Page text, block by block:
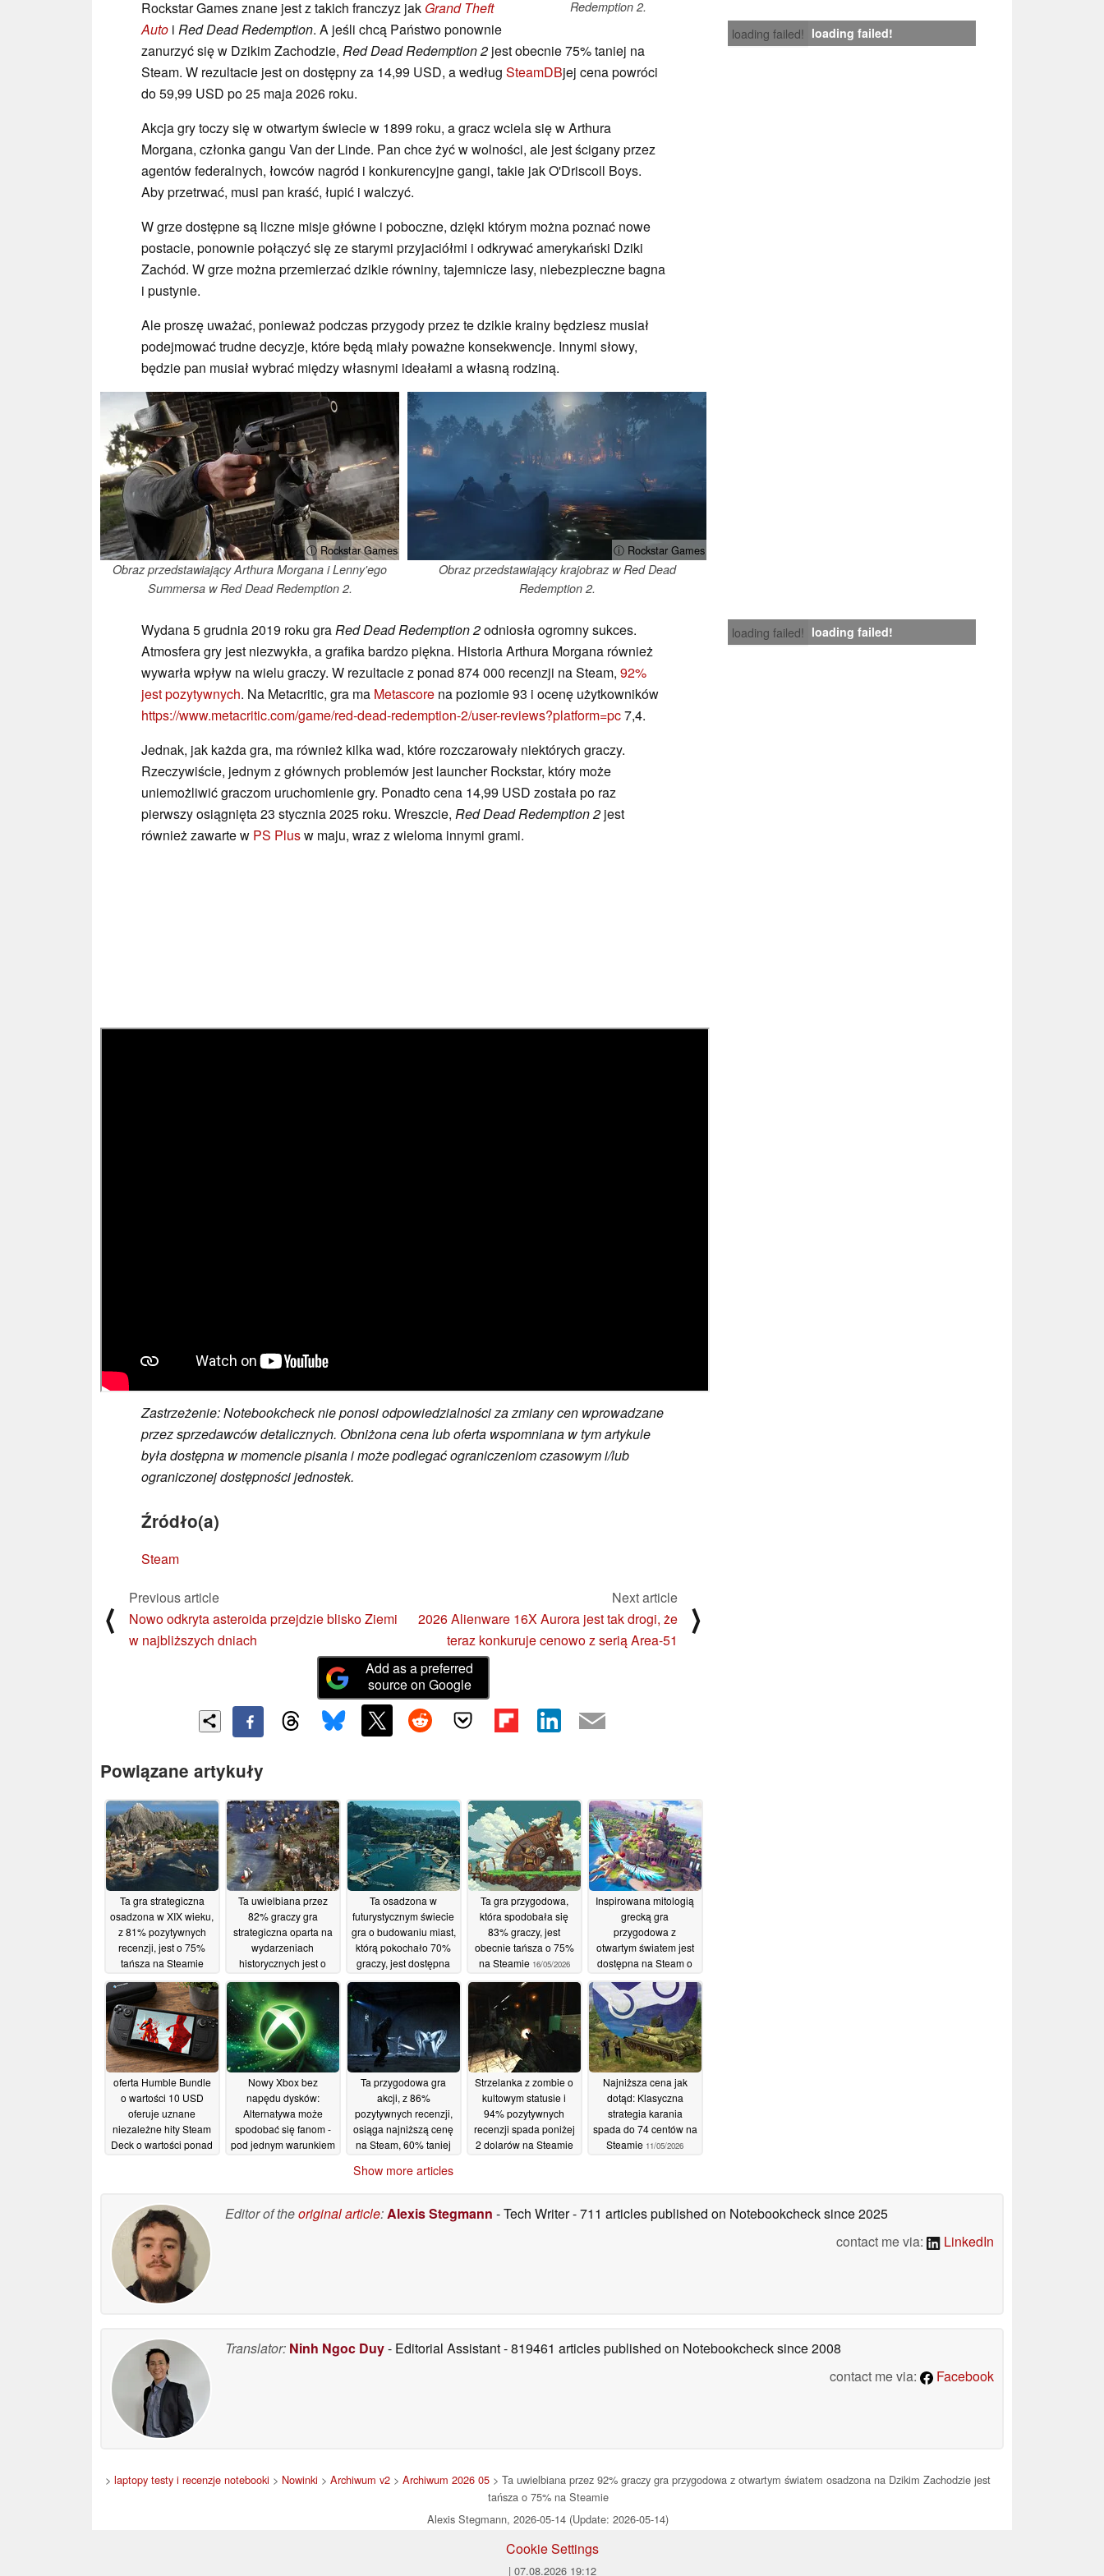
Redemption 2.
loading failed! loading failed!
Rockstar Games znane jest z takich franczyz jak Grand Theft
Auto i Red Dead Redemption. A jeśli chcą Państwo ponownie
zanurzyć się w Dzikim Zachodzie, Red Dead Redemption 2 jest obecnie 75% taniej na
Steam. W rezultacie jest on dostępny za 14,99 USD, a według SteamDBjej cena powróci
do 59,99 USD po 25 maja 2026 roku.
Akcja gry toczy się w otwartym świecie w 1899 roku, a gracz wciela się w Arthura
Morgana, członka gangu Van der Linde. Pan chce żyć w wolności, ale jest ścigany przez
agentów federalnych, łowców nagród i konkurencyjne gangi, takie jak O'Driscoll Boys.
Aby przetrwać, musi pan kraść, łupić i walczyć.
W grze dostępne są liczne misje główne i poboczne, dzięki którym można poznać nowe
postacie, ponownie połączyć się ze starymi przyjaciółmi i odkrywać amerykański Dziki
Zachód. W grze można przemierzać dzikie równiny, tajemnicze lasy, niebezpieczne bagna
i pustynie.
Ale proszę uważać, ponieważ podczas przygody przez te dzikie krainy będziesz musiał
podejmować trudne decyzje, które będą miały poważne konsekwencje. Innymi słowy,
będzie pan musiał wybrać między własnymi ideałami a własną rodziną.
ⓘ Rockstar Games
Obraz przedstawiający Arthura Morgana i Lenny'ego
Summersa w Red Dead Redemption 2.
ⓘ Rockstar Games
Obraz przedstawiający krajobraz w Red Dead
Redemption 2.
loading failed! loading failed!
Wydana 5 grudnia 2019 roku graRed Dead Redemption 2odniosła ogromny sukces.
Atmosfera gry jest niezwykła, a grafika bardzo piękna. Historia Arthura Morgana również
wywarła wpływ na wielu graczy. W rezultacie z ponad 874 000 recenzji na Steam, 92%
jest pozytywnych. Na Metacritic, gra ma Metascore na poziomie 93 i ocenę użytkowników
https://www.metacritic.com/game/red-dead-redemption-2/user-reviews?platform=pc7,4.
Jednak, jak każda gra, ma również kilka wad, które rozczarowały niektórych graczy.
Rzeczywiście, jednym z głównych problemów jest launcher Rockstar, który może
uniemożliwić graczom uruchomienie gry. Ponadto cena 14,99 USD została po raz
pierwszy osiągnięta 23 stycznia 2025 roku. Wreszcie, Red Dead Redemption 2 jest
również zawarte w PS Plusw maju, wraz z wieloma innymi grami.
Zastrzeżenie: Notebookcheck nie ponosi odpowiedzialności za zmiany cen wprowadzane
przez sprzedawców detalicznych. Obniżona cena lub oferta wspomniana w tym artykule
była dostępna w momencie pisania i może podlegać ograniczeniom czasowym i/lub
ograniczonej dostępności jednostek.
Źródło(a)
Steam
⟨
Previous article
Nowo odkryta asteroida przejdzie blisko Ziemi
w najbliższych dniach
Next article
2026 Alienware 16X Aurora jest tak drogi, że
teraz konkuruje cenowo z serią Area-51
⟩
Add as a preferred
source on Google
Powiązane artykuły
Ta gra strategiczna
osadzona w XIX wieku,
z 81% pozytywnych
recenzji, jest o 75%
tańsza na Steamie
19/05/2026
Ta uwielbiana przez
82% graczy gra
strategiczna oparta na
wydarzeniach
historycznych jest o
18/05/2026
Ta osadzona w
futurystycznym świecie
gra o budowaniu miast,
którą pokochało 70%
graczy, jest dostępna
17/05/2026
Ta gra przygodowa,
która spodobała się
83% graczy, jest
obecnie tańsza o 75%
na Steamie 16/05/2026
Inspirowana mitologią
grecką gra
przygodowa z
otwartym światem jest
dostępna na Steam o
15/05/2026
oferta Humble Bundle
o wartości 10 USD
oferuje uznane
niezależne hity Steam
Deck o wartości ponad
Nowy Xbox bez
napędu dysków:
Alternatywa może
spodobać się fanom -
pod jednym warunkiem
Ta przygodowa gra
akcji, z 86%
pozytywnych recenzji,
osiąga najniższą cenę
na Steam, 60% taniej
Strzelanka z zombie o
kultowym statusie i
94% pozytywnych
recenzji spada poniżej
2 dolarów na Steamie
Najniższa cena jak
dotąd: Klasyczna
strategia karania
spada do 74 centów na
Steamie 11/05/2026
Show more articles
Editor of theoriginal article:Alexis Stegmann - Tech Writer- 711 articles published on Notebookchecksince 2025
contact me via:
LinkedIn
Translator: Ninh Ngoc Duy- Editorial Assistant- 819461 articles published on Notebookchecksince 2008
contact me via:
Facebook
> laptopy testy i recenzje notebooki > Nowinki > Archiwum v2 > Archiwum 2026 05 > Ta uwielbiana przez 92% graczy gra przygodowa z otwartym światem osadzona na Dzikim Zachodzie jest
tańsza o 75% na Steamie
Alexis Stegmann, 2026-05-14 (Update: 2026-05-14)
Cookie Settings
| 07.08.2026 19:12